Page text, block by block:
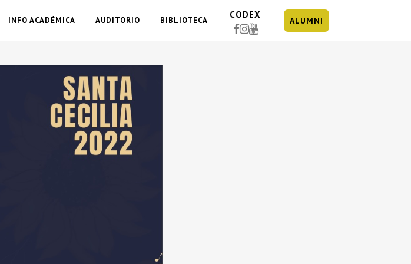
INFO ACADÉMICA AUDITORIO BIBLIOTECA
CODEX
ALUMNI